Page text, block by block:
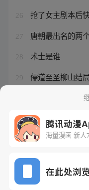
26 抢了女主剧本后
27 唐朝最出名的两
28 术士是谁
29 儒道至圣柳山结局
说一个人有光环
腾讯动漫
海量漫画 新人
在此处浏
网站备案/
Copyright©1998 -